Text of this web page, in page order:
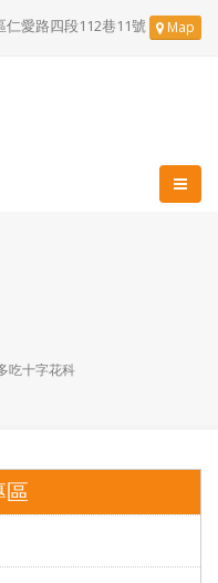
仁愛路四段112巷11號 Map
吃十字花科